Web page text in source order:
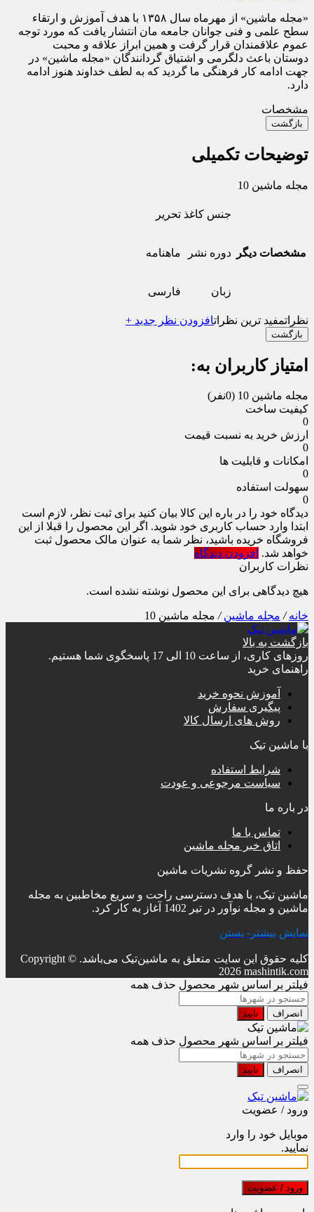
«مجله ماشین» از مهرماه سال ۱۳۵۸ با هدف آموزش و ارتقاء
سطح علمی و فنی جوانان جامعه مان انتشار یافت که مورد توجه
عموم علاقمندان قرار گرفت و همین ابراز علاقه و محبت
دوستان باعث دلگرمی و اشتیاق گردانندگان «مجله ماشین» در
جهت ادامه کار فرهنگی ما گردید که به لطف خداوند هنوز ادامه
دارد.
مشخصات
بازگشت
توضیحات تکمیلی
مجله ماشین 10
مشخصات دیگر
جنس کاغذ تحریر
دوره نشر ماهنامه
زبان فارسی
نظراتمفید ترین نظراتافزودن نظر جدید +
بازگشت
امتیاز کاربران به:
مجله ماشین 10
(0نفر)
کیفیت ساخت
0
ارزش خرید به نسبت قیمت
0
امکانات و قابلیت ها
0
سهولت استفاده
0
دیدگاه خود را در باره این کالا بیان کنید برای ثبت نظر، لازم است
ابتدا وارد حساب کاربری خود شوید. اگر این محصول را قبلا از این
فروشگاه خریده باشید، نظر شما به عنوان مالک محصول ثبت
خواهد شد. افزودن دیدگاه
نظرات کاربران
هیچ دیدگاهی برای این محصول نوشته نشده است.
خانه/ مجله ماشین/ مجله ماشین 10
بازگشت به بالا
روزهای کاری، از ساعت 10 الی 17 پاسخگوی شما هستیم.
راهنمای خرید
آموزش نحوه خرید
پیگیری سفارش
روش های ارسال کالا
با ماشین تیک
شرایط استفاده
سیاست مرجوعی و عودت
در باره ما
تماس با ما
اتاق خبر مجله ماشین
حفظ و نشر گروه نشریات ماشین
ماشین تیک، با هدف دسترسی راحت و سریع مخاطبین به مجله
ماشین و مجله نوآور در تیر 1402 آغاز به کار کرد.
نمایش بیشتر - بستن
کلیه حقوق این سایت متعلق به ماشین‌تیک می‌باشد. Copyright ©
2026 mashintik.com
فیلتر بر اساس شهر محصول حذف همه
انصراف تایید
فیلتر بر اساس شهر محصول حذف همه
انصراف تایید
ورود / عضویت
موبایل خود را وارد
نمایید.
ورود / عضویت